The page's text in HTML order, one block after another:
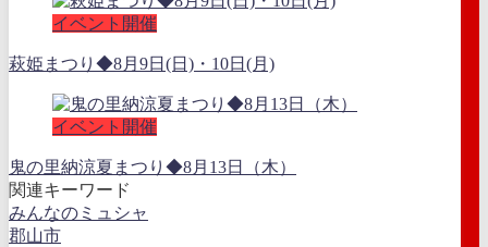
イベント開催
萩姫まつり◆8月9日(日)・10日(月)
イベント開催
鬼の里納涼夏まつり◆8月13日（木）
関連キーワード
みんなのミュシャ
郡山市